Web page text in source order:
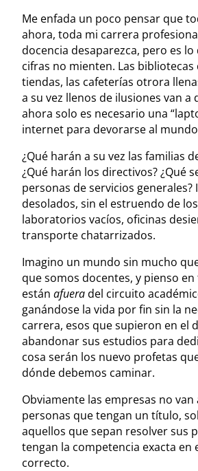
Me enfada un poco pensar que
ahora, toda mi carrera
docencia desaparezca, pero es lo
cifras no mienten. Las bibliotecas
tiendas, las cafeterías otrora
a su vez llenos de ilusiones van a
ahora solo es necesario una
internet para devorarse al
¿Qué harán a su vez las familias
¿Qué harán los directivos? ¿Qué
personas de servicios
desolados, sin el estruendo de
laboratorios vacíos, oficinas
transporte chatarrizados.
Imagino un mundo sin mucho
que somos docentes, y pienso
estánafueradel circuito
ganándose la vida por fin sin la
carrera, esos que supieron en el
abandonar sus estudios para
cosa serán los nuevo profetas
dónde debemos caminar.
Obviamente las empresas no
personas que tengan un título,
aquellos que sepan resolver sus
tengan la competencia exacta en
correcto.